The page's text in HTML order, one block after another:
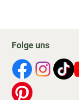
Folge uns